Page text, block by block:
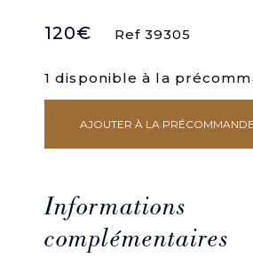
120€ Ref 39305
1 disponible à la
quantité
de
en
forme
de
Catéchisme,
AJOUTER À LA PRÉCOMMANDE
Informations
complémentaires